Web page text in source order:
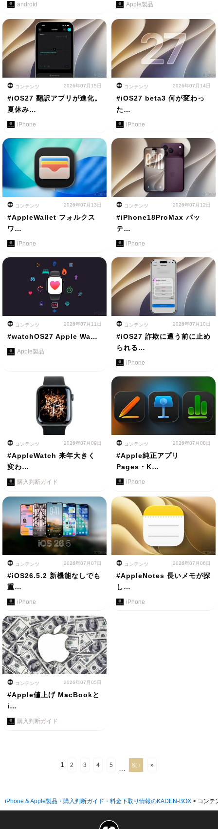
android Apple製品
コンテンツ 2026年07月15日
#iOS27 翻訳アプリが進化。
夏休み…
iPhone
コンテンツ 2026年07月14日
#iOS27 beta3 何が変わっ
た…
iPhone
コンテンツ 2026年07月13日
#AppleWallet フォルクス
ワ…
iPhone
コンテンツ 2026年07月12日
#iPhone18ProMax バッ
テ…
iPhone
コンテンツ 2026年07月11日
#watchOS27 Apple Wa…
Apple製品
コンテンツ 2026年07月10日
#iOS27 詐欺に遭う前に止め
られる…
iPhone
コンテンツ 2026年07月09日
#AppleWatch 来年大きく
変わ…
購入判断ガイド
コンテンツ 2026年07月08日
#Apple純正アプリ
Pages・K…
iPhone
コンテンツ 2026年07月07日
#iOS26.5.2 新機能なしでも
重…
iPhone
コンテンツ 2026年07月06日
#AppleNotes 長いメモが探
し…
iPhone
コンテンツ 2026年07月05日
#Apple値上げ MacBookと
i…
購入判断ガイド
1 2 3 4 5 次 › »
iPhone & Apple製品・購入判断ガイド・料金下取り情報のKADEN-BOX > コンテ